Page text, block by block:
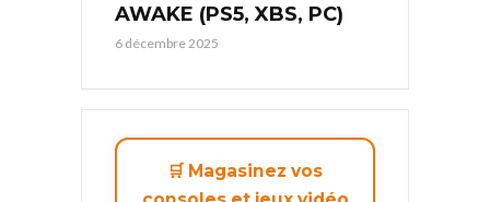
AWAKE (PS5, XBS, PC)
6 décembre 2025
🛒 Magasinez vos